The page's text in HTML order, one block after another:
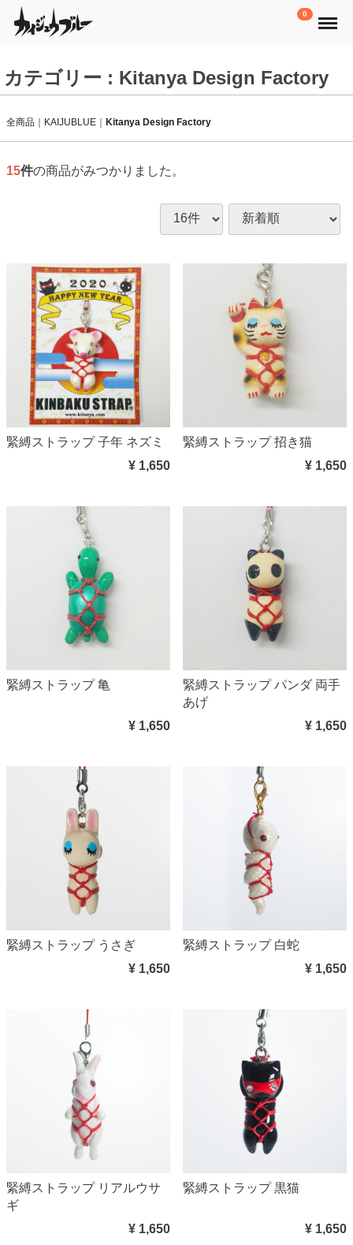
0 Menu
カテゴリー : Kitanya Design Factory
全商品 KAIJUBLUE Kitanya Design Factory
15件の商品がみつかりました。
緊縛ストラップ 子年 ネズミ
¥ 1,650
緊縛ストラップ 招き猫
¥ 1,650
緊縛ストラップ 亀
¥ 1,650
緊縛ストラップ パンダ 両手
あげ
¥ 1,650
緊縛ストラップ うさぎ
¥ 1,650
緊縛ストラップ 白蛇
¥ 1,650
緊縛ストラップ リアルウサ
ギ
¥ 1,650
緊縛ストラップ 黒猫
¥ 1,650